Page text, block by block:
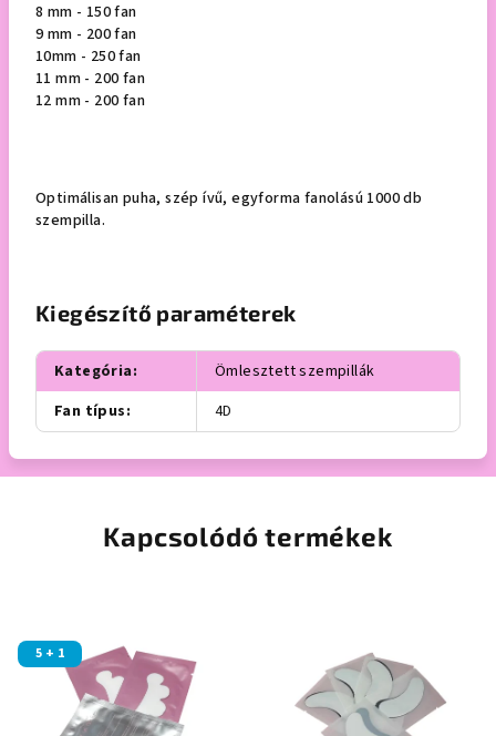
8 mm - 150 fan
9 mm - 200 fan
10mm - 250 fan
11 mm - 200 fan
12 mm - 200 fan
Optimálisan puha, szép ívű, egyforma fanolású 1000 db
szempilla.
Kiegészítő paraméterek
Kategória:
Ömlesztett szempillák
Fan típus: 4D
Kapcsolódó termékek
5 + 1